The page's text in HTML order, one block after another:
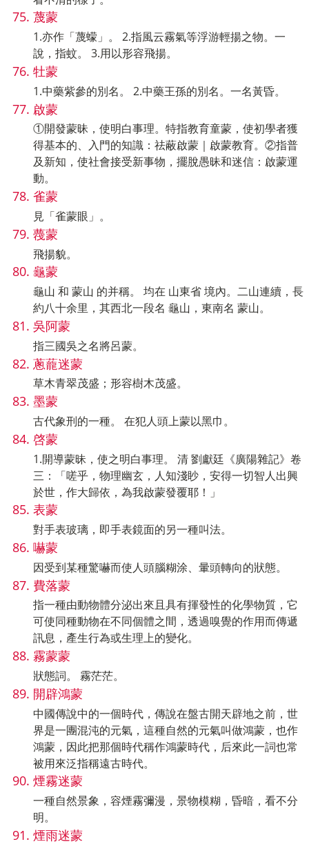
蔑蒙
1.亦作「蔑蠓」。 2.指風云霧氣等浮游輕揚之物。一
說，指蚊。 3.用以形容飛揚。
牡蒙
1.中藥紫參的別名。 2.中藥王孫的別名。一名黃昏。
啟蒙
①開發蒙昧，使明白事理。特指教育童蒙，使初學者獲
得基本的、入門的知識：祛蔽啟蒙｜啟蒙教育。②指普
及新知，使社會接受新事物，擺脫愚昧和迷信：啟蒙運
動。
雀蒙
見「雀蒙眼」。
薎蒙
飛揚貌。
龜蒙
龜山 和 蒙山 的并稱。 均在 山東省 境內。二山連續，長
約八十余里，其西北一段名 龜山，東南名 蒙山。
吳阿蒙
指三國吳之名將呂蒙。
蔥蘢迷蒙
草木青翠茂盛；形容樹木茂盛。
墨蒙
古代象刑的一種。 在犯人頭上蒙以黑巾。
啓蒙
1.開導蒙昧，使之明白事理。 清 劉獻廷《廣陽雜記》卷
三：「嗟乎，物理幽玄，人知淺眇，安得一切智人出興
於世，作大歸依，為我啟蒙發覆耶！」
表蒙
對手表玻璃，即手表鏡面的另一種叫法。
嚇蒙
因受到某種驚嚇而使人頭腦糊涂、暈頭轉向的狀態。
費落蒙
指一種由動物體分泌出來且具有揮發性的化學物質，它
可使同種動物在不同個體之間，透過嗅覺的作用而傳遞
訊息，產生行為或生理上的變化。
霧蒙蒙
狀態詞。 霧茫茫。
開辟鴻蒙
中國傳說中的一個時代，傳說在盤古開天辟地之前，世
界是一團混沌的元氣，這種自然的元氣叫做鴻蒙，也作
鴻蒙，因此把那個時代稱作鴻蒙時代，后來此一詞也常
被用來泛指稱遠古時代。
煙霧迷蒙
一種自然景象，容煙霧彌漫，景物模糊，昏暗，看不分
明。
煙雨迷蒙